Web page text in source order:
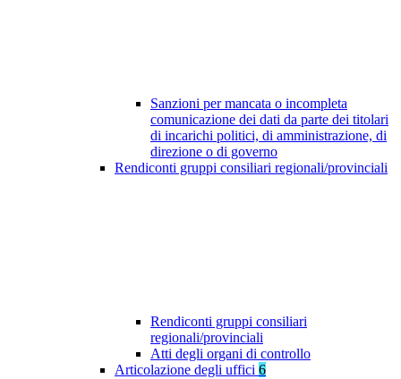
Sanzioni per mancata o incompleta
comunicazione dei dati da parte dei titolari
di incarichi politici, di amministrazione, di
direzione o di governo
Rendiconti gruppi consiliari regionali/provinciali
Rendiconti gruppi consiliari
regionali/provinciali
Atti degli organi di controllo
Articolazione degli uffici 6